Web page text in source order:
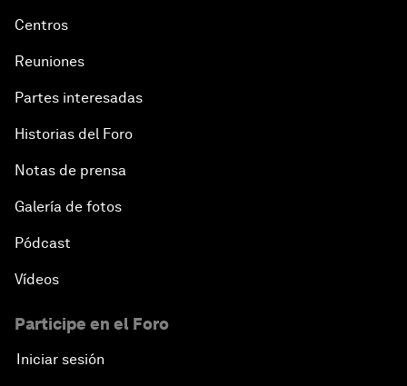
Centros
Reuniones
Partes interesadas
Historias del Foro
Notas de prensa
Galería de fotos
Pódcast
Vídeos
Participe en el Foro
Iniciar sesión